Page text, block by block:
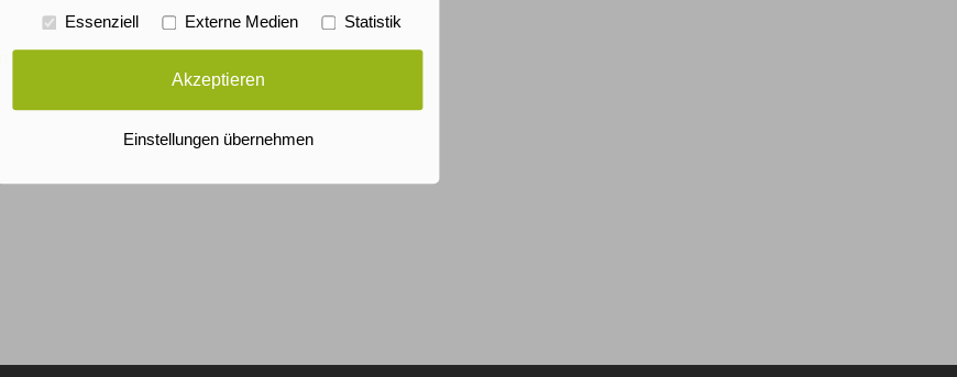
Essenziell Externe Medien Statistik
Akzeptieren
Einstellungen übernehmen